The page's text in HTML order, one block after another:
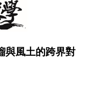
與風土的跨界對